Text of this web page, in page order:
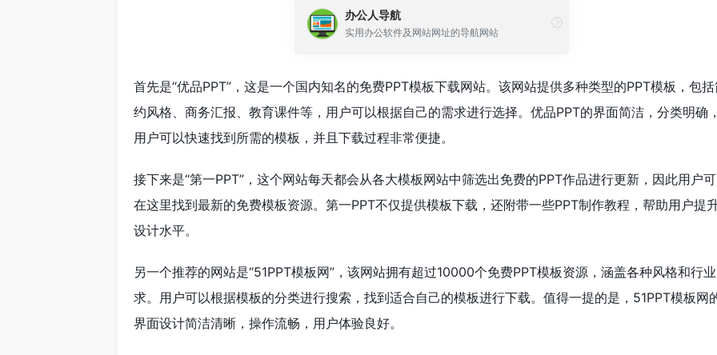
办公人导航
实用办公软件及网站网址的导航网站
首先是“优品PPT”，这是一个国内知名的免费PPT模板下载网站。该网站提供多种类型的PPT模板，包
约风格、商务汇报、教育课件等，用户可以根据自己的需求进行选择。优品PPT的界面简洁，分类明确，
用户可以快速找到所需的模板，并且下载过程非常便捷。
接下来是“第一PPT”，这个网站每天都会从各大模板网站中筛选出免费的PPT作品进行更新，因此用户
在这里找到最新的免费模板资源。第一PPT不仅提供模板下载，还附带一些PPT制作教程，帮助用户提
设计水平。
另一个推荐的网站是“51PPT模板网”，该网站拥有超过10000个免费PPT模板资源，涵盖各种风格和行
求。用户可以根据模板的分类进行搜索，找到适合自己的模板进行下载。值得一提的是，51PPT模板网
界面设计简洁清晰，操作流畅，用户体验良好。